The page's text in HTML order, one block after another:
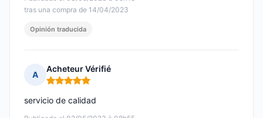
tras una compra de 14/04/2023
Opinión traducida
A
Acheteur Vérifié
Nota: 5 de 5
servicio de calidad